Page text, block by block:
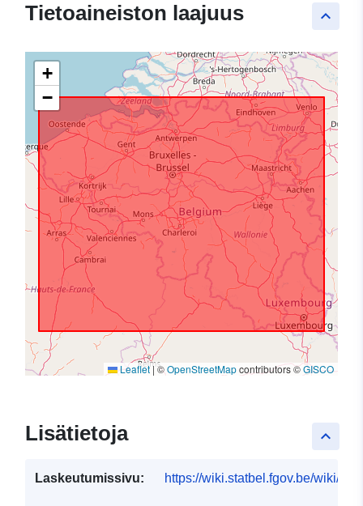
keyboard_arrow_up
Tietoaineiston laajuus
+
−
Leaflet|©OpenStreetMapcontributors ©GISCO
keyboard_arrow_up
Lisätietoja
Laskeutumissivu: https://wiki.statbel.fgov.be/wiki/